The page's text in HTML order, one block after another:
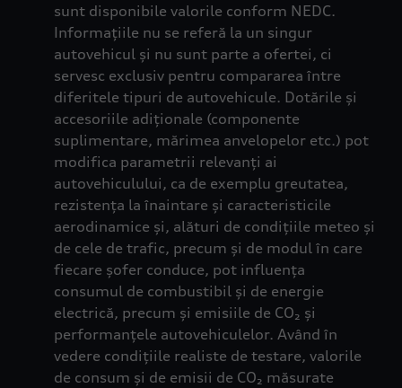
sunt disponibile valorile conform NEDC.
Informațiile nu se referă la un singur
autovehicul și nu sunt parte a ofertei, ci
servesc exclusiv pentru compararea între
diferitele tipuri de autovehicule. Dotările și
accesoriile adiționale (componente
suplimentare, mărimea anvelopelor etc.) pot
modifica parametrii relevanți ai
autovehiculului, ca de exemplu greutatea,
rezistența la înaintare și caracteristicile
aerodinamice și, alături de condițiile meteo și
de cele de trafic, precum și de modul în care
fiecare șofer conduce, pot influența
consumul de combustibil și de energie
electrică, precum și emisiile de CO₂ și
performanțele autovehiculelor. Având în
vedere condițiile realiste de testare, valorile
de consum și de emisii de CO₂ măsurate